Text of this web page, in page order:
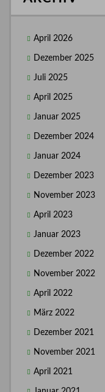
April 2026
Dezember 2025
Juli 2025
April 2025
Januar 2025
Dezember 2024
Januar 2024
Dezember 2023
November 2023
April 2023
Januar 2023
Dezember 2022
November 2022
April 2022
März 2022
Dezember 2021
November 2021
April 2021